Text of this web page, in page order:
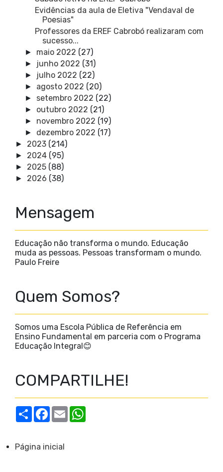
Evidências da aula de Eletiva "Vendaval de
Poesias"
Professores da EREF Cabrobó realizaram com
sucesso...
► maio 2022 (27)
► junho 2022 (31)
► julho 2022 (22)
► agosto 2022 (20)
► setembro 2022 (22)
► outubro 2022 (21)
► novembro 2022 (19)
► dezembro 2022 (17)
► 2023 (214)
► 2024 (95)
► 2025 (88)
► 2026 (38)
Mensagem
Educação não transforma o mundo. Educação
muda as pessoas. Pessoas transformam o mundo.
Paulo Freire
Quem Somos?
Somos uma Escola Pública de Referência em
Ensino Fundamental em parceria com o Programa
Educação Integral😊
COMPARTILHE!
S
h
F
b
o
E
m
Página inicial